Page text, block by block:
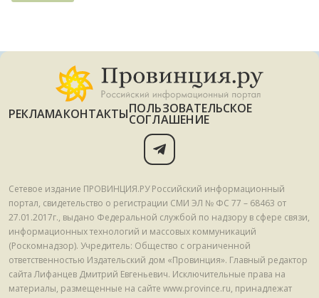
РЕКЛАМАКОНТАКТЫПОЛЬЗОВАТЕЛЬСКОЕ
СОГЛАШЕНИЕ
Сетевое издание ПРОВИНЦИЯ.РУ Российский информационный
портал, свидетельство о регистрации СМИ ЭЛ № ФС 77 – 68463 от
27.01.2017г., выдано Федеральной службой по надзору в сфере связи,
информационных технологий и массовых коммуникаций
(Роскомнадзор). Учредитель: Общество с ограниченной
ответственностью Издательский дом «Провинция». Главный редактор
сайта Лифанцев Дмитрий Евгеньевич. Исключительные права на
материалы, размещенные на сайте www.province.ru, принадлежат